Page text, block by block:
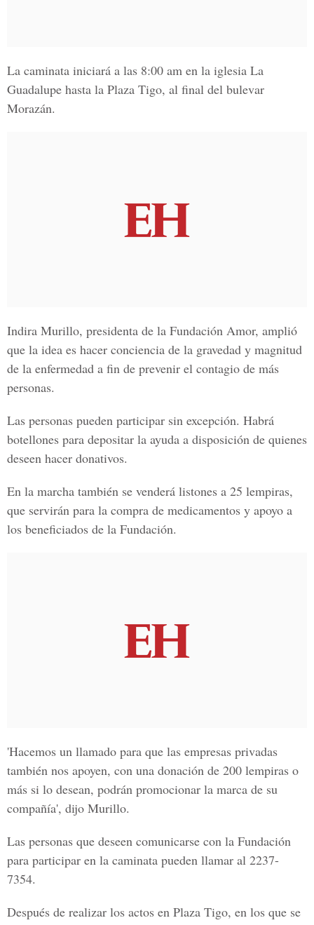
La caminata iniciará a las 8:00 am en la iglesia La
Guadalupe hasta la Plaza Tigo, al final del bulevar
Morazán.
Indira Murillo, presidenta de la Fundación Amor, amplió
que la idea es hacer conciencia de la gravedad y magnitud
de la enfermedad a fin de prevenir el contagio de más
personas.
Las personas pueden participar sin excepción. Habrá
botellones para depositar la ayuda a disposición de quienes
deseen hacer donativos.
En la marcha también se venderá listones a 25 lempiras,
que servirán para la compra de medicamentos y apoyo a
los beneficiados de la Fundación.
'Hacemos un llamado para que las empresas privadas
también nos apoyen, con una donación de 200 lempiras o
más si lo desean, podrán promocionar la marca de su
compañía', dijo Murillo.
Las personas que deseen comunicarse con la Fundación
para participar en la caminata pueden llamar al 2237-
7354.
Después de realizar los actos en Plaza Tigo, en los que se